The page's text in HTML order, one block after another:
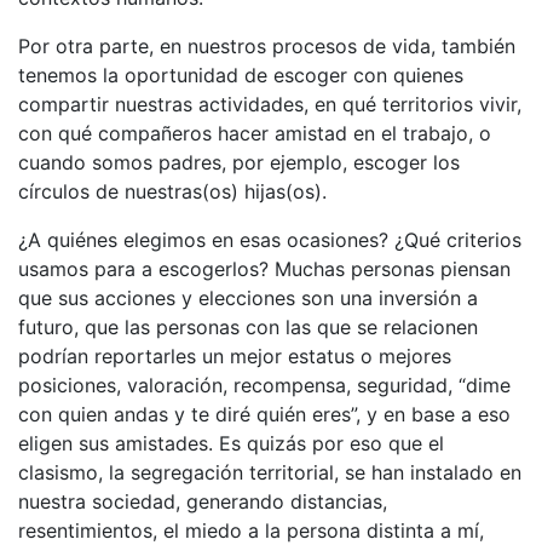
Por otra parte, en nuestros procesos de vida, también
tenemos la oportunidad de escoger con quienes
compartir nuestras actividades, en qué territorios vivir,
con qué compañeros hacer amistad en el trabajo, o
cuando somos padres, por ejemplo, escoger los
círculos de nuestras(os) hijas(os).
¿A quiénes elegimos en esas ocasiones? ¿Qué criterios
usamos para a escogerlos? Muchas personas piensan
que sus acciones y elecciones son una inversión a
futuro, que las personas con las que se relacionen
podrían reportarles un mejor estatus o mejores
posiciones, valoración, recompensa, seguridad, “dime
con quien andas y te diré quién eres”, y en base a eso
eligen sus amistades. Es quizás por eso que el
clasismo, la segregación territorial, se han instalado en
nuestra sociedad, generando distancias,
resentimientos, el miedo a la persona distinta a mí,